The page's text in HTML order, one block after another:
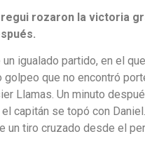
rozaron la victoria
igualado partido, en el
que no encontró
Llamas. Un minuto
capitán se topó con
tiro cruzado desde el